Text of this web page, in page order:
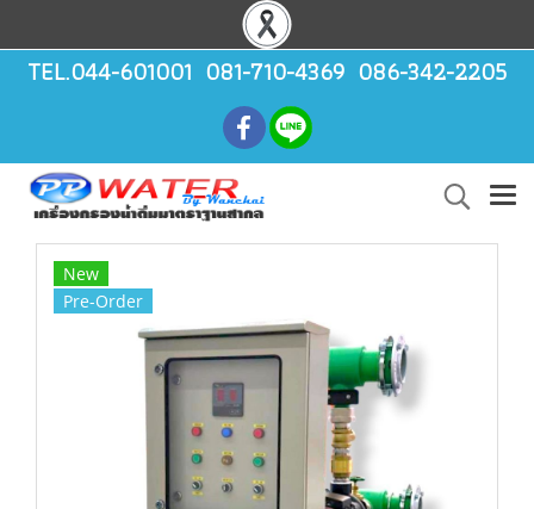
TEL.044-601001 081-710-4369 086-342-2205
New
Pre-Order